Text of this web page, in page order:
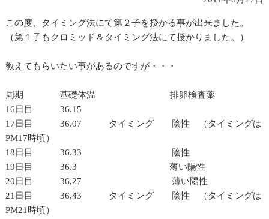
この度、タイミング法にて第２子を授かる事が出来ました。
（第１子もクロミッド＆タイミング法にて授かりました。）
教えてもらいたい事があるのですが・・・
周期 基礎体温 排卵検査薬
16日目 36.15
17日目 36.07 タイミング 陰性 （タイミングは
PM17時頃）
18日目 36.33 陰性
19日目 36.3 薄い陽性
20日目 36,27 薄い陽性
21日目 36,43 タイミング 陰性 （タイミングは
PM21時頃）